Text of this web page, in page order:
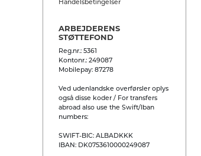
Handelsbetingelser
ARBEJDERENS
STØTTEFOND
Reg.nr.: 5361
Kontonr.: 249087
Mobilepay: 87278
Ved udenlandske overførsler oplys
også disse koder / For transfers
abroad also use the Swift/Iban
numbers:
SWIFT-BIC: ALBADKKK
IBAN: DK0753610000249087